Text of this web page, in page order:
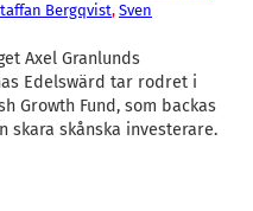
Bergqvist, Sven
Axel Granlunds
Edelswärd tar rodret i
Growth Fund, som backas
skara skånska investerare.